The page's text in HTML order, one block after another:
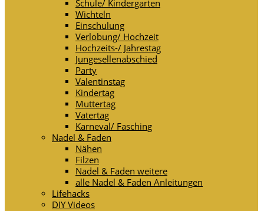
Schule/ Kindergarten
Wichteln
Einschulung
Verlobung/ Hochzeit
Hochzeits-/ Jahrestag
Jungesellenabschied
Party
Valentinstag
Kindertag
Muttertag
Vatertag
Karneval/ Fasching
Nadel & Faden
Nähen
Filzen
Nadel & Faden weitere
alle Nadel & Faden Anleitungen
Lifehacks
DIY Videos